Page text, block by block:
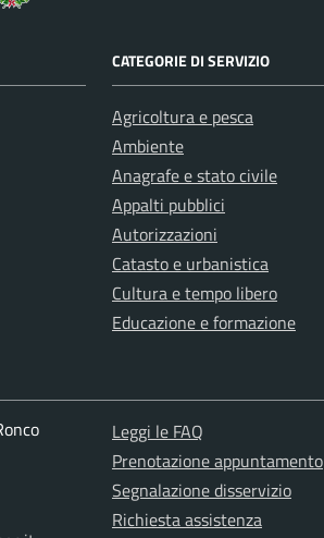
CATEGORIE DI SERVIZIO
Agricoltura e pesca
Ambiente
Anagrafe e stato civile
Appalti pubblici
Autorizzazioni
Catasto e urbanistica
Cultura e tempo libero
Educazione e formazione
Leggi le FAQ
Prenotazione appuntamento
Segnalazione disservizio
Richiesta assistenza